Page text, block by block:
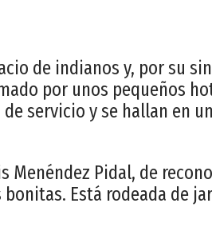
de indianos y, por su
por unos pequeños
servicio y se hallan en
Menéndez Pidal, de
Está rodeada de